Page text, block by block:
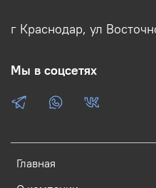
Главная
г Краснодар, ул
Мы в соцсетях